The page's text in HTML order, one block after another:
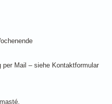
per Mail – siehe Kontaktformular